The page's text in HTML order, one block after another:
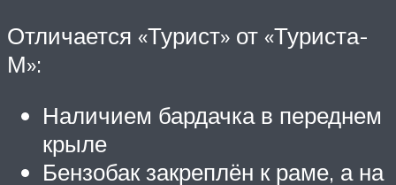
Отличается «Турист» от «Туриста-
М»:
Наличием бардачка в переднем
крыле
Бензобак закреплён к раме, а на